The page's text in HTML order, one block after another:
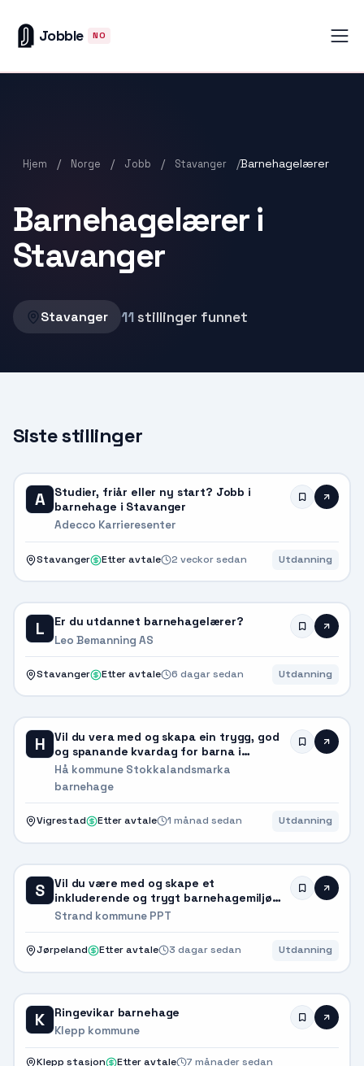
Jobble NO
Hjem / Norge / Jobb / Stavanger /Barnehagelærer
Barnehagelærer i
Stavanger
Stavanger 11stillinger funnet
Siste stillinger
A
Studier, friår eller ny start? Jobb i
barnehage i Stavanger
Adecco Karrieresenter
Stavanger Etter avtale 2 veckor sedan Utdanning
L Er du utdannet barnehagelærer?
Leo Bemanning AS
Stavanger Etter avtale 6 dagar sedan Utdanning
H
Vil du vera med og skapa ein trygg, god
og spanande kvardag for barna i
Stokkalandsmarka barnehage?
Hå kommune Stokkalandsmarka
barnehage
Vigrestad Etter avtale 1 månad sedan Utdanning
S
Vil du være med og skape et
inkluderende og trygt barnehagemiljø
for alle barn?
Strand kommune PPT
Jørpeland Etter avtale 3 dagar sedan Utdanning
K Ringevikar barnehage
Klepp kommune
Klepp stasjon Etter avtale
7 månader sedan